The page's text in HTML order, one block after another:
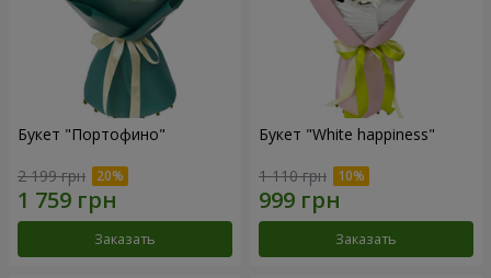
Букет "Портофино"
2 199 грн
Заказать
Букет "White happiness"
1 110 грн
Заказать